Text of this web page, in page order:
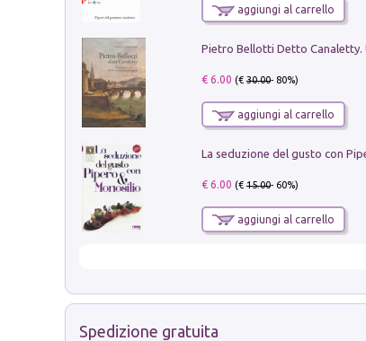
aggiungi al carrello
€ 6.00 (€30.00- 80%)
aggiungi al carrello
€ 6.00 (€15.00- 60%)
aggiungi al carrello
Spedizione gratuita